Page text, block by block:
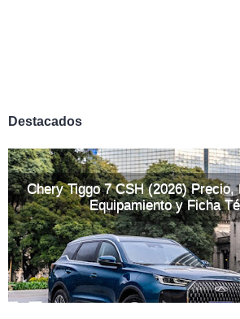
Destacados
Chery Tiggo 7 CSH (2026) Precio,
Equipamiento y Ficha